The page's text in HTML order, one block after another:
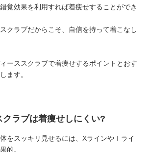
覚効果を利用すれば着痩せすることができ
クラブだからこそ、自信を持って着こなし
ーススクラブで着痩せするポイントとおす
ます。
クラブは着痩せしにくい?
をスッキリ見せるには、XラインやⅠライ
的。